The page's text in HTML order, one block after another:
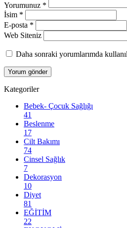
Yorumunuz *
İsim *
E-posta *
Web Siteniz
Daha sonraki yorumlarımda
Kategoriler
Bebek- Çocuk Sağlığı
41
Beslenme
17
Cilt Bakımı
74
Cinsel Sağlık
7
Dekorasyon
10
Diyet
81
EĞİTİM
22